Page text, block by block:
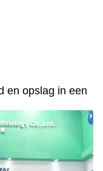
en opslag in een